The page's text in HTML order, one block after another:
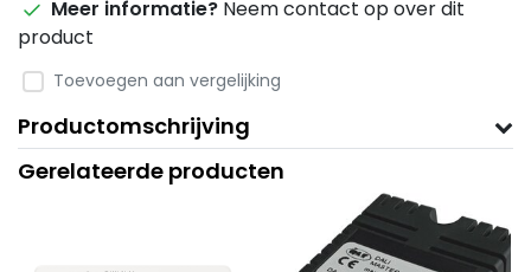
Meer informatie? Neem contact op over dit
product
Toevoegen aan vergelijking
Productomschrijving
Gerelateerde producten